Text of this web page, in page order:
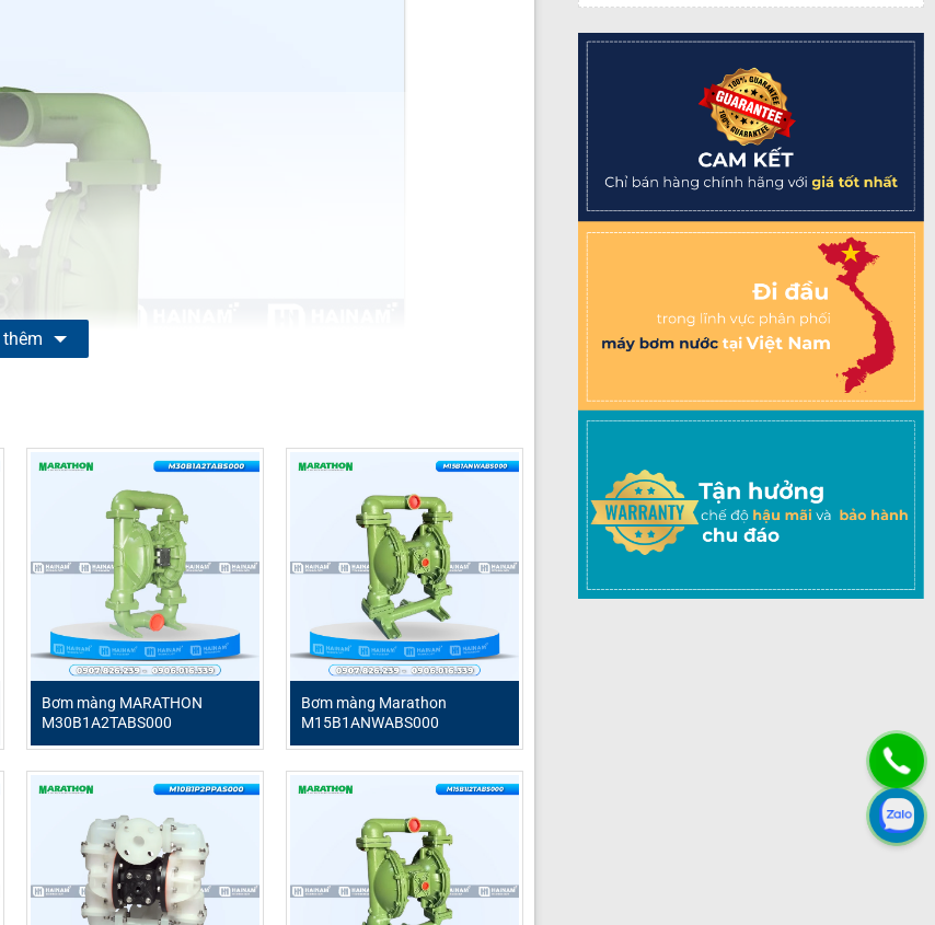
ổn định, độ bền vượt trội và khả năng tương thích hóa chất rộng,
và độ tin cậy. Sản phẩm thuộc thương hiệu Marathon danh
đòi hỏi khắt khe nhất.
M20B1I2TABS600
Bơm màng MARATHON
M30B1A2TABS000
Bơm màng Marathon
M15B1ANWABS000